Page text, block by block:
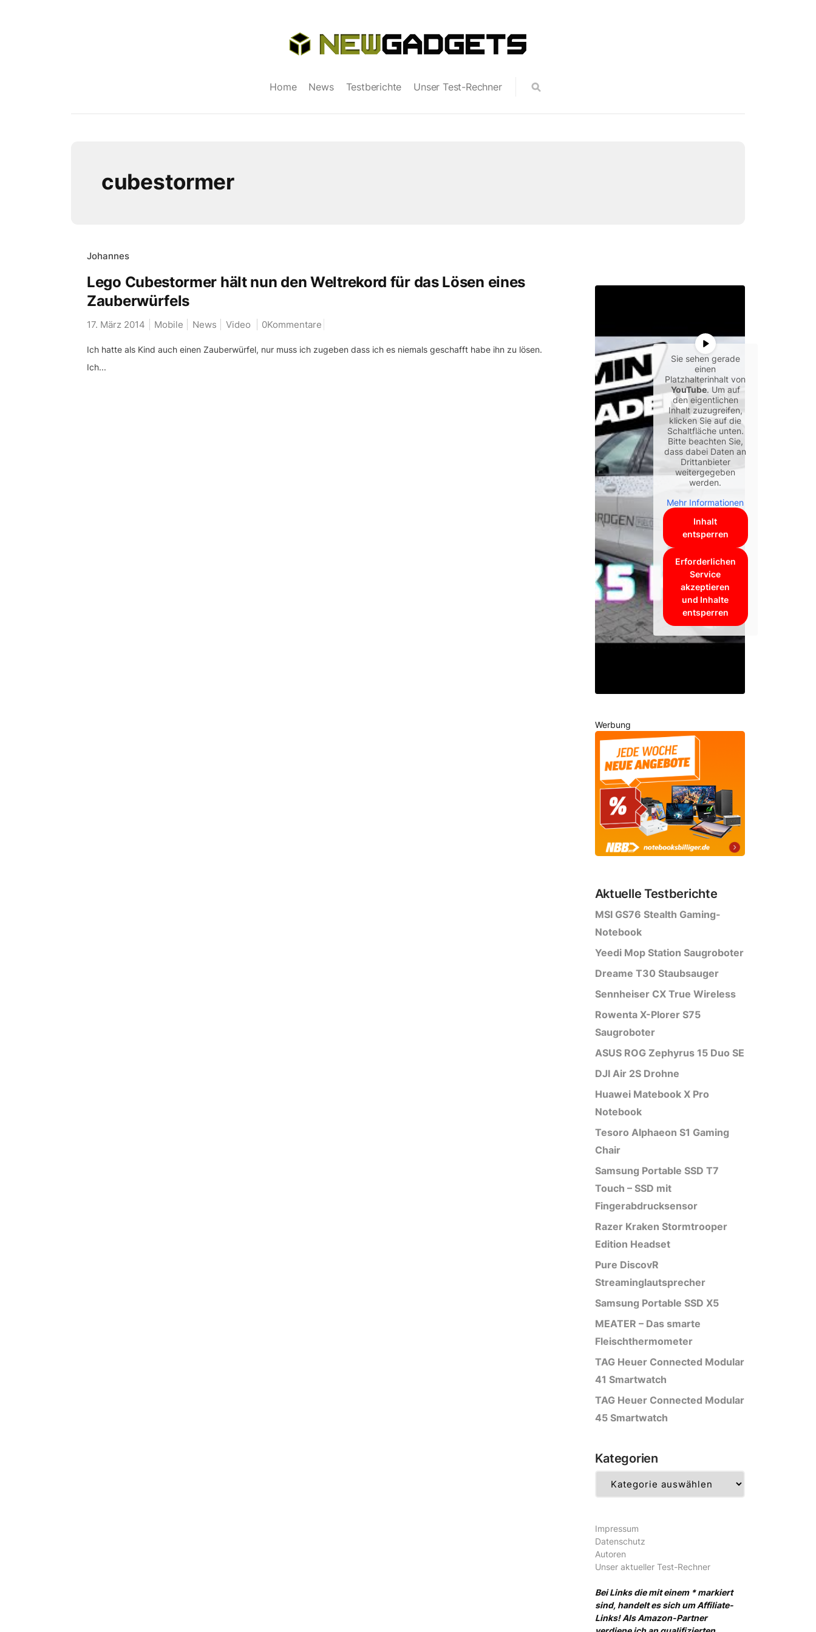
Home News Testberichte Unser Test-Rechner
cubestormer
Johannes
Lego Cubestormer hält nun den Weltrekord für das Lösen eines
Zauberwürfels
17. März 2014 Mobile News Video 0Kommentare
Ich hatte als Kind auch einen Zauberwürfel, nur muss ich zugeben dass ich es niemals geschafft habe ihn zu lösen.
Ich...
Sie sehen gerade
einen
Platzhalterinhalt von
YouTube. Um auf
den eigentlichen
Inhalt zuzugreifen,
klicken Sie auf die
Schaltfläche unten.
Bitte beachten Sie,
dass dabei Daten an
Drittanbieter
weitergegeben
werden.
Mehr Informationen
Inhalt
entsperren
Erforderlichen
Service
akzeptieren
und Inhalte
entsperren
Werbung
Aktuelle Testberichte
MSI GS76 Stealth Gaming-
Notebook
Yeedi Mop Station Saugroboter
Dreame T30 Staubsauger
Sennheiser CX True Wireless
Rowenta X-Plorer S75
Saugroboter
ASUS ROG Zephyrus 15 Duo SE
DJI Air 2S Drohne
Huawei Matebook X Pro
Notebook
Tesoro Alphaeon S1 Gaming
Chair
Samsung Portable SSD T7
Touch – SSD mit
Fingerabdrucksensor
Razer Kraken Stormtrooper
Edition Headset
Pure DiscovR
Streaminglautsprecher
Samsung Portable SSD X5
MEATER – Das smarte
Fleischthermometer
TAG Heuer Connected Modular
41 Smartwatch
TAG Heuer Connected Modular
45 Smartwatch
Kategorien
Impressum
Datenschutz
Autoren
Unser aktueller Test-Rechner
Bei Links die mit einem * markiert
sind, handelt es sich um Affiliate-
Links! Als Amazon-Partner